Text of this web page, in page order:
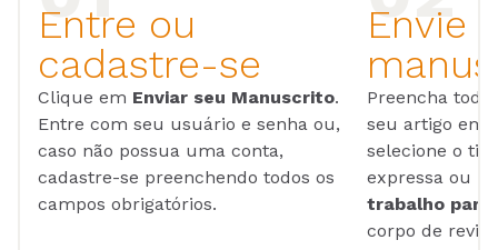
Entre ou
cadastre-se
Clique em Enviar seu Manuscrito.
Entre com seu usuário e senha ou,
caso não possua uma conta,
cadastre-se preenchendo todos os
campos obrigatórios.
Envie
Preencha
seu artigo em
selecione o
expressa ou
trabalho para
corpo de